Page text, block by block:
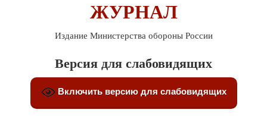
ЖУРНАЛ
Издание Министерства обороны России
Версия для слабовидящих
Включить версию для слабовидящих